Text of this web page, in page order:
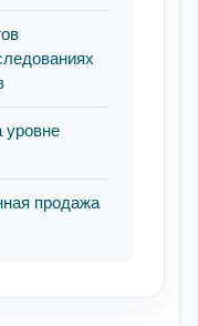
уровне
продажа